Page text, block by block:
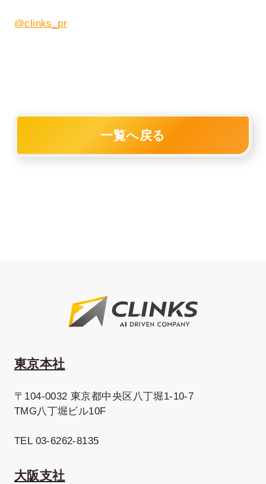
@clinks_pr
一覧へ戻る
東京本社
〒104-0032 東京都中央区八丁堀1-10-7
TMG八丁堀ビル10F
TEL 03-6262-8135
大阪支社